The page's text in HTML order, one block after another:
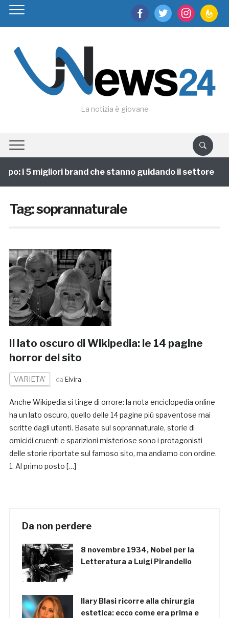
facebooktwitter instagram
La notizia è giovane
i 5 migliori brand che stanno guidando il settore
Tag:soprannaturale
Il lato oscuro di Wikipedia: le 14 pagine
horror del sito
VARIETA' da Elvira
Anche Wikipedia si tinge di orrore: la nota enciclopedia online
ha un lato oscuro, quello delle 14 pagine più spaventose mai
scritte dagli utenti. Basate sul soprannaturale, storie di
omicidi cruenti e sparizioni misteriose sono i protagonisti
delle storie riportate sul famoso sito, ma andiamo con ordine.
1. Al primo posto […]
Da non perdere
8 novembre 1934, Nobel per la
Letteratura a Luigi Pirandello
Ilary Blasi ricorre alla chirurgia
estetica: ecco come era prima e